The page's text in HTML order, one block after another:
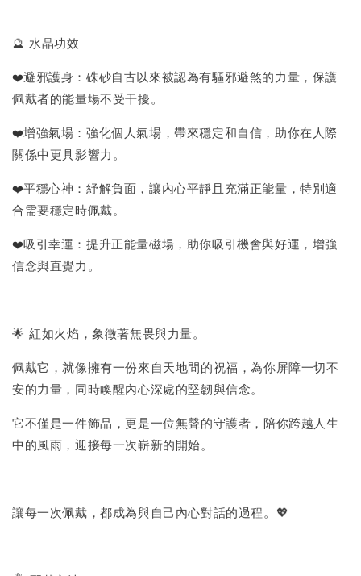
🔮 水晶功效
❤️避邪護身：硃砂自古以來被認為有驅邪避煞的力量，保護
佩戴者的能量場不受干擾。
❤️增強氣場：強化個人氣場，帶來穩定和自信，助你在人際
關係中更具影響力。
❤️平穩心神：紓解負面，讓內心平靜且充滿正能量，特別適
合需要穩定時佩戴。
❤️吸引幸運：提升正能量磁場，助你吸引機會與好運，增強
信念與直覺力。
🌟 紅如火焰，象徵著無畏與力量。
佩戴它，就像擁有一份來自天地間的祝福，為你屏障一切不
安的力量，同時喚醒內心深處的堅韌與信念。
它不僅是一件飾品，更是一位無聲的守護者，陪你跨越人生
中的風雨，迎接每一次嶄新的開始。
讓每一次佩戴，都成為與自己內心對話的過程。💖